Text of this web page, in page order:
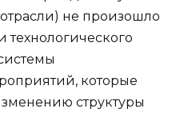
не произошло
которые
структуры